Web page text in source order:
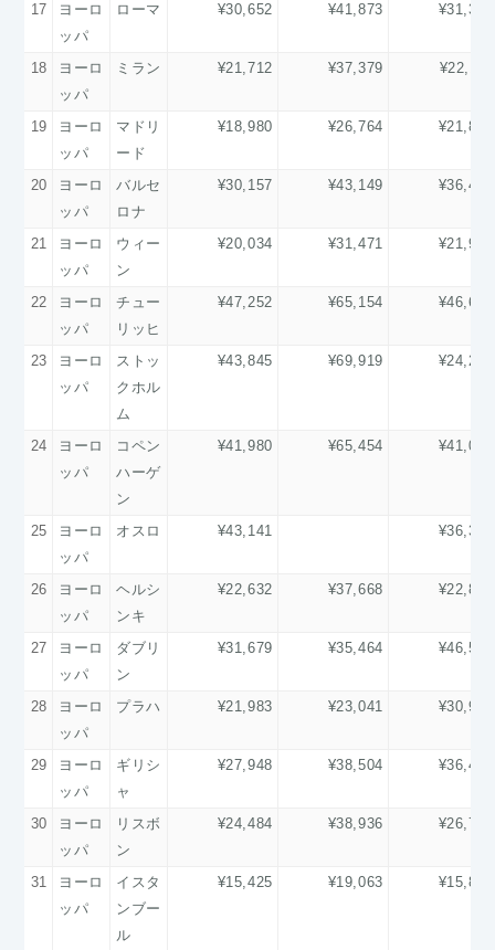
17
ヨーロ
ッパ
ローマ ¥30,652 ¥41,873 ¥31,324
18
ヨーロ
ッパ
ミラン ¥21,712 ¥37,379 ¥22,118
19
ヨーロ
ッパ
マドリ
ード
¥18,980 ¥26,764 ¥21,824
20
ヨーロ
ッパ
バルセ
ロナ
¥30,157 ¥43,149 ¥36,412
21
ヨーロ
ッパ
ウィー
ン
¥20,034 ¥31,471 ¥21,997
22
ヨーロ
ッパ
チュー
リッヒ
¥47,252 ¥65,154 ¥46,652
23
ヨーロ
ッパ
ストッ
クホル
ム
¥43,845 ¥69,919 ¥24,209
24
ヨーロ
ッパ
コペン
ハーゲ
ン
¥41,980 ¥65,454 ¥41,044
25
ヨーロ
ッパ
オスロ ¥43,141 ¥36,374
26
ヨーロ
ッパ
ヘルシ
ンキ
¥22,632 ¥37,668 ¥22,851
27
ヨーロ
ッパ
ダブリ
ン
¥31,679 ¥35,464 ¥46,517
28
ヨーロ
ッパ
プラハ ¥21,983 ¥23,041 ¥30,942
29
ヨーロ
ッパ
ギリシ
ャ
¥27,948 ¥38,504 ¥36,425
30
ヨーロ
ッパ
リスボ
ン
¥24,484 ¥38,936 ¥26,722
31
ヨーロ
ッパ
イスタ
ンブー
ル
¥15,425 ¥19,063 ¥15,878